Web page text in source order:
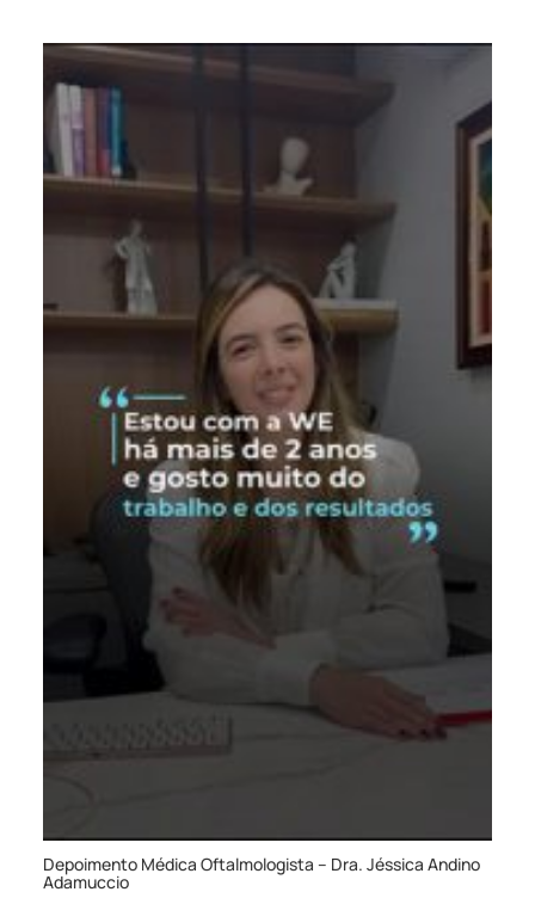
Depoimento Médica Oftalmologista – Dra. Jéssica Andino
Adamuccio